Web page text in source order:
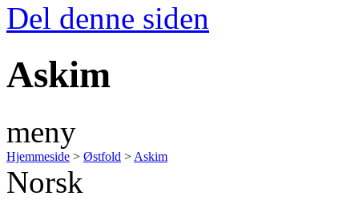
Del denne siden
Askim
meny
Hjemmeside > Østfold > Askim
Norsk